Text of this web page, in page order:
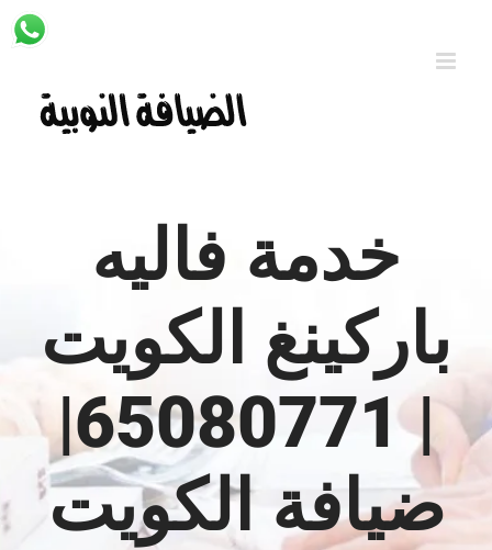
خدمة فاليه
باركينغ الكويت
| 65080771|
ضيافة الكويت